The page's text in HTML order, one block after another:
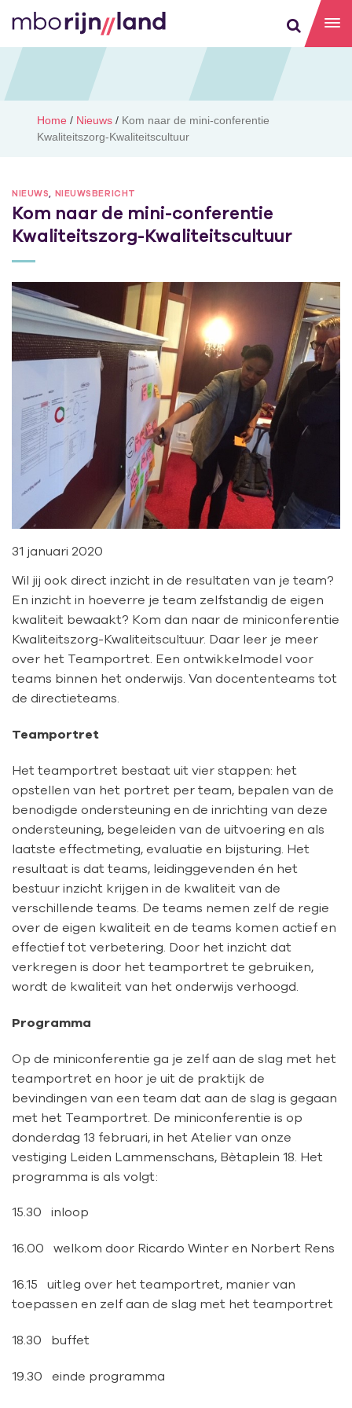
Home / Nieuws / Kom naar de mini-conferentie
Kwaliteitszorg-Kwaliteitscultuur
NIEUWS NIEUWSBERICHT
Kom naar de mini-conferentie
Kwaliteitszorg-Kwaliteitscultuur
31 januari 2020
Wil jij ook direct inzicht in de resultaten van je team?
En inzicht in hoeverre je team zelfstandig de eigen
kwaliteit bewaakt? Kom dan naar de miniconferentie
Kwaliteitszorg-Kwaliteitscultuur. Daar leer je meer
over het Teamportret. Een ontwikkelmodel voor
teams binnen het onderwijs. Van docententeams tot
de directieteams.
Teamportret
Het teamportret bestaat uit vier stappen: het
opstellen van het portret per team, bepalen van de
benodigde ondersteuning en de inrichting van deze
ondersteuning, begeleiden van de uitvoering en als
laatste effectmeting, evaluatie en bijsturing. Het
resultaat is dat teams, leidinggevenden én het
bestuur inzicht krijgen in de kwaliteit van de
verschillende teams. De teams nemen zelf de regie
over de eigen kwaliteit en de teams komen actief en
effectief tot verbetering. Door het inzicht dat
verkregen is door het teamportret te gebruiken,
wordt de kwaliteit van het onderwijs verhoogd.
Programma
Op de miniconferentie ga je zelf aan de slag met het
teamportret en hoor je uit de praktijk de
bevindingen van een team dat aan de slag is gegaan
met het Teamportret. De miniconferentie is op
donderdag 13 februari, in het Atelier van onze
vestiging Leiden Lammenschans, Bètaplein 18. Het
programma is als volgt:
15.30 inloop
16.00 welkom door Ricardo Winter en Norbert Rens
16.15 uitleg over het teamportret, manier van
toepassen en zelf aan de slag met het teamportret
18.30 buffet
19.30 einde programma